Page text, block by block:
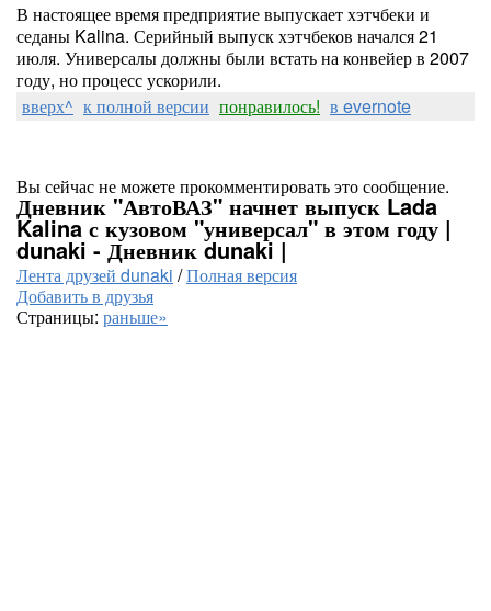
В настоящее время предприятие выпускает хэтчбеки и
седаны Kalina. Серийный выпуск хэтчбеков начался 21
июля. Универсалы должны были встать на конвейер в 2007
году, но процесс ускорили.
вверх^ к полной версии понравилось! в evernote
Вы сейчас не можете прокомментировать это сообщение.
Дневник "АвтоВАЗ" начнет выпуск Lada
Kalina с кузовом "универсал" в этом году |
dunaki - Дневник dunaki |
Лента друзей dunaki /Полная версия
Добавить в друзья
Страницы: раньше»